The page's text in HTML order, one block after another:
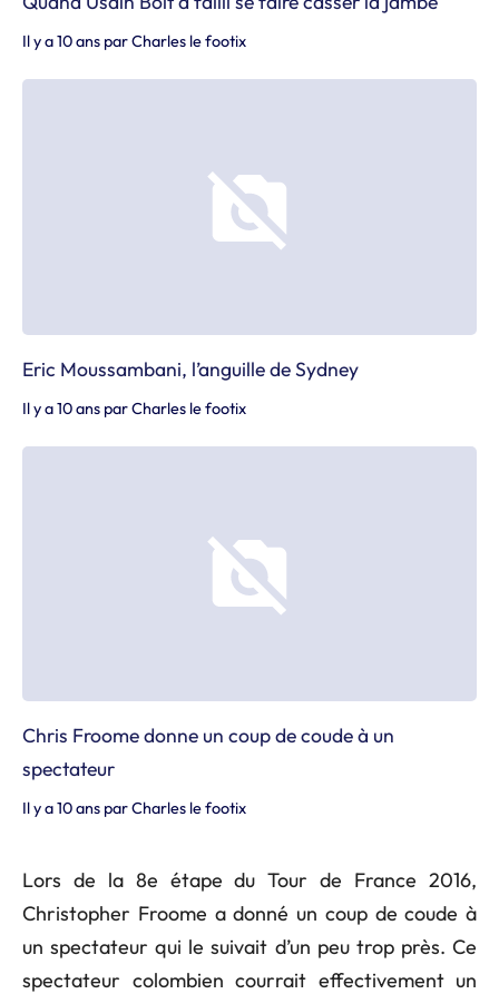
Il y a 10 ans parCharles le footix
Eric Moussambani, l’anguille de Sydney
Il y a 10 ans parCharles le footix
Chris Froome donne un coup de coude à un
spectateur
Il y a 10 ans parCharles le footix
Lors de la 8e étape du Tour de France 2016,
Christopher Froome a donné un coup de coude à
un spectateur qui le suivait d’un peu trop près. Ce
spectateur colombien courrait effectivement un